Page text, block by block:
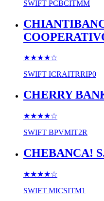
SWIFT PCBCITMM
★★★★☆
SWIFT ICRAITRRIP0
CHERRY
★★★★☆
SWIFT BPVMIT2R
CHEBANCA!
★★★★☆
SWIFT MICSITM1